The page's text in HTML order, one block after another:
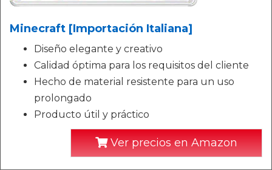
Minecraft [Importación Italiana]
Diseño elegante y creativo
Calidad óptima para los requisitos del cliente
Hecho de material resistente para un uso
prolongado
Producto útil y práctico
Ver precios en Amazon